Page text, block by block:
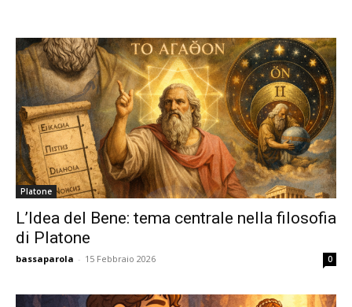
Platone
L’Idea del Bene: tema centrale nella filosofia
di Platone
bassaparola - 15 Febbraio 2026 0